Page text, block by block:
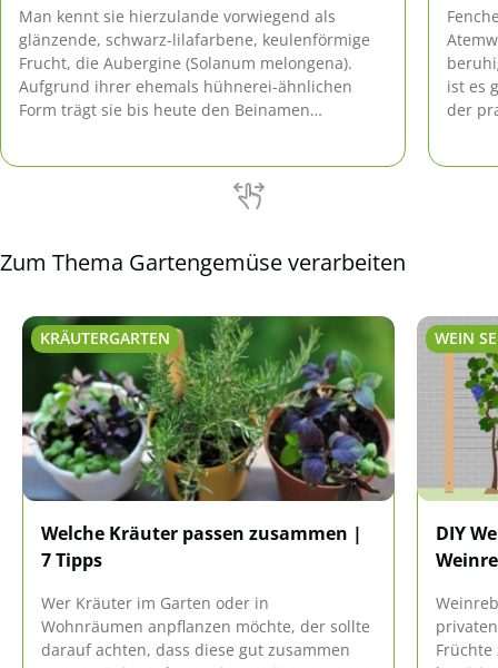
Man kennt sie hierzulande vorwiegend als
glänzende, schwarz-lilafarbene, keulenförmige
Frucht, die Aubergine (Solanum melongena).
Aufgrund ihrer ehemals hühnerei-ähnlichen
Form trägt sie bis heute den Beinamen
ist es
der
Zum Thema Gartengemüse verarbeiten
KRÄUTERGARTEN
Welche Kräuter passen zusammen |
7 Tipps
Wer Kräuter im Garten oder in
Wohnräumen anpflanzen möchte, der sollte
darauf achten, dass diese gut zusammen
WEIN
DIY